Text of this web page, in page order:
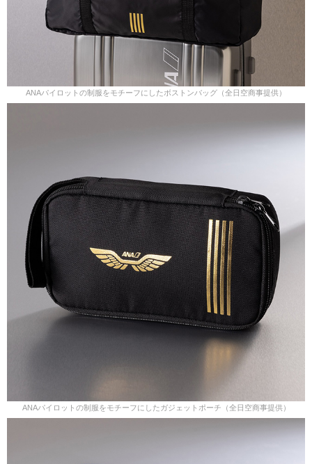
ANAパイロットの制服をモチーフにしたボストンバッグ（全日空商事提供）
ANAパイロットの制服をモチーフにしたガジェットポーチ（全日空商事提供）